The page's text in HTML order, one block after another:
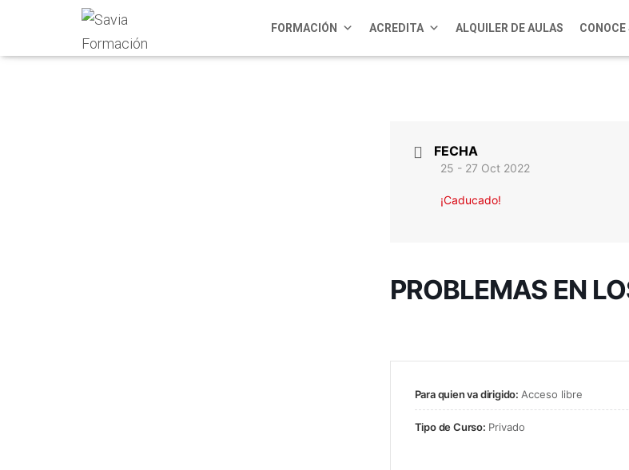
FORMACIÓN ACREDITA ALQUILER DE AULAS CONOCE
FECHA
25 - 27 Oct 2022
¡Caducado!
PROBLEMAS EN
Para quien va dirigido: Acceso libre
Tipo de Curso: Privado